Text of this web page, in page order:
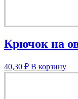
Крючок на
40,30 ₽ В корзину